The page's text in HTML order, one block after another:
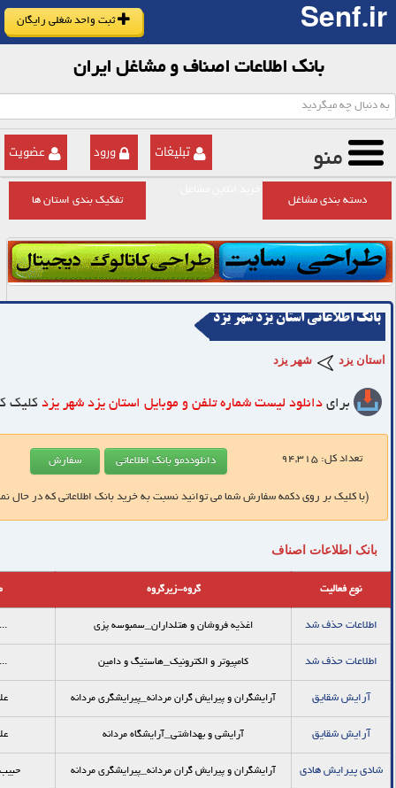
Senf.ir ثبت واحد شغلی رایگان
بانک اطلاعات اصناف و مشاغل ایران
منو عضویت ورود تبلیغات
دسته بندی مشاغل
تفکیک بندی استان ها
بانک اطلاعاتی استان یزد شهر یزد
استان یزد شهر یزد
برای دانلود لیست شماره تلفن و موبایل استان یزد شهر یزد کلیک
تعداد کل:94,315
(با کلیک بر روی دکمه سفارش شما می توانید نسبت به خرید بانک اطلاعاتی که در حال
بانک اطلاعات اصناف
نوع فعالیت گروه-زیرگروه
اطلاعات حذف شد اغذیه فروشان و هتلداران_سمبوسه پزي
اطلاعات حذف شد کامپیوتر و الکترونیک_هاستیگ و دامین
آرايش شقايق آرایشگران و پیرایش گران مردانه_پيرايشگري مردانه
آرايش شقايق آرایشی و بهداشتی_آرایشگاه مردانه
شادی پیرایش هادی آرایشگران و پیرایش گران مردانه_پيرايشگري مردانه